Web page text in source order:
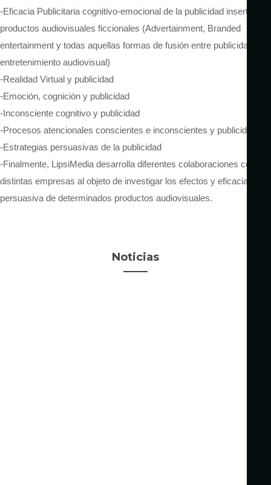
-Eficacia Publicitaria cognitivo-emocional de la publicidad inserta en
productos audiovisuales ficcionales (Advertainment, Branded
entertainment y todas aquellas formas de fusión entre publicidad y
entretenimiento audiovisual)
-Realidad Virtual y publicidad
-Emoción, cognición y publicidad
-Inconsciente cognitivo y publicidad
-Procesos atencionales conscientes e inconscientes y publicidad
-Estrategias persuasivas de la publicidad
-Finalmente, LipsiMedia desarrolla diferentes colaboraciones con
distintas empresas al objeto de investigar los efectos y eficacia
persuasiva de determinados productos audiovisuales.
Noticias